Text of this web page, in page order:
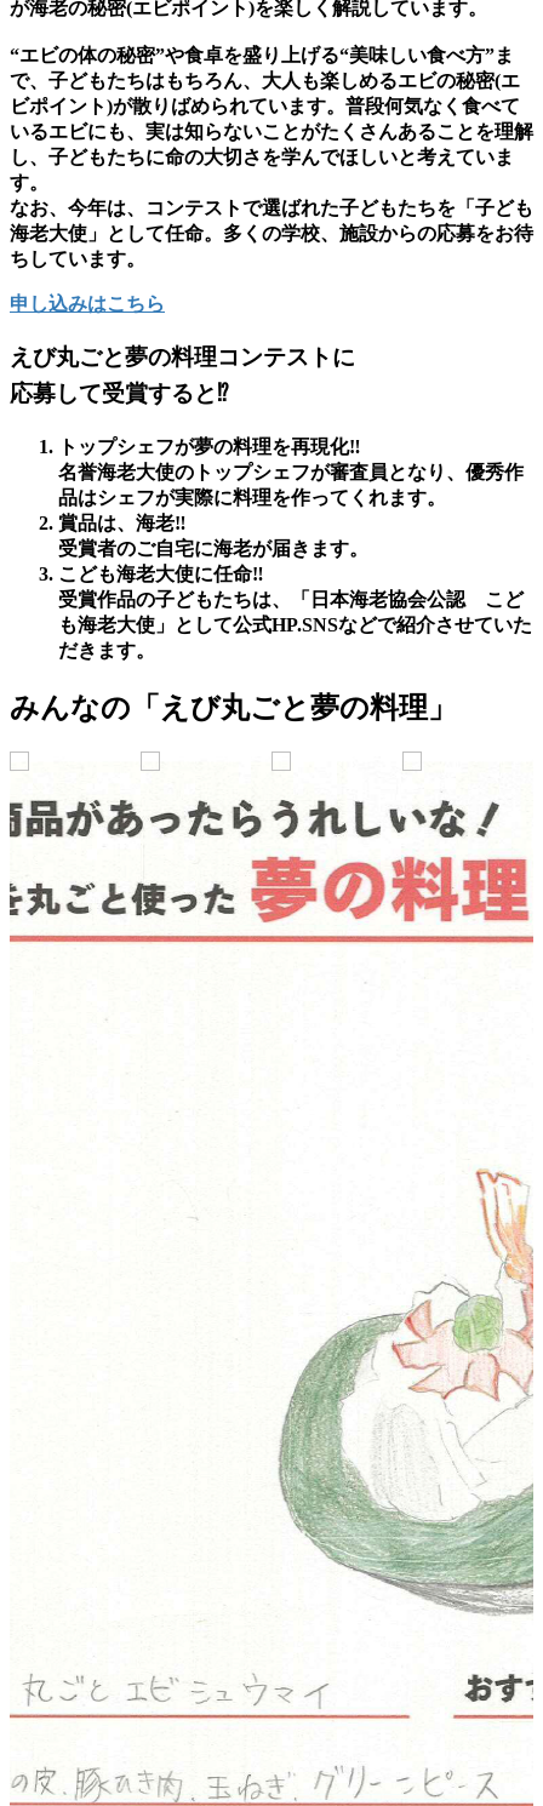
が海老の秘密(エビポイント)を楽しく解説しています。
“エビの体の秘密”や食卓を盛り上げる“美味しい食べ方”ま
で、子どもたちはもちろん、大人も楽しめるエビの秘密(エ
ビポイント)が散りばめられています。普段何気なく食べて
いるエビにも、実は知らないことがたくさんあることを理解
し、子どもたちに命の大切さを学んでほしいと考えていま
す。
なお、今年は、コンテストで選ばれた子どもたちを「子ども
海老大使」として任命。多くの学校、施設からの応募をお待
ちしています。
申し込みはこちら
えび丸ごと夢の料理コンテストに
応募して受賞すると⁉️
トップシェフが夢の料理を再現化‼️
名誉海老大使のトップシェフが審査員となり、優秀作
品はシェフが実際に料理を作ってくれます。
賞品は、海老‼️
受賞者のご自宅に海老が届きます。
こども海老大使に任命‼️
受賞作品の子どもたちは、「日本海老協会公認 こど
も海老大使」として公式HP.SNSなどで紹介させていた
だきます。
みんなの「えび丸ごと夢の料理」